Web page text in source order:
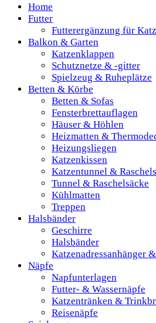
Home
Futter
Futterergänzung für
Balkon & Garten
Katzenklappen
Schutznetze & -gitter
Spielzeug & Ruheplätze
Betten & Körbe
Betten & Sofas
Fensterbrettauflagen
Häuser & Höhlen
Heizmatten &
Heizungsliegen
Katzenkissen
Katzentunnel &
Tunnel & Raschelsäcke
Kühlmatten
Treppen
Halsbänder
Geschirre
Halsbänder
Katzenadressanhänger
Näpfe
Napfunterlagen
Futter- & Wassernäpfe
Katzentränken &
Reisenäpfe